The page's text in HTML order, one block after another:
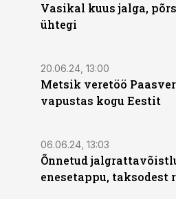
Vasikal kuus jalga,
ühtegi
20.06.24, 13:00
Metsik veretöö
vapustas kogu Eestit
06.06.24, 13:03
Õnnetud
enesetappu, taksodest